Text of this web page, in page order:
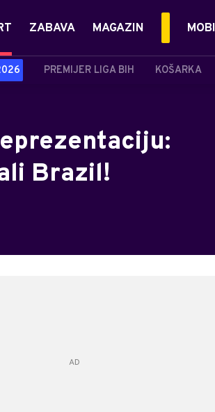
PREMIJER LIGA BIH KOŠARKA
ZABAVA MAGAZIN
Brazil!